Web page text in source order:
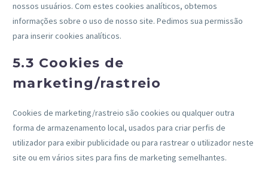
nossos usuários. Com estes cookies analíticos, obtemos
informações sobre o uso de nosso site. Pedimos sua permissão
para inserir cookies analíticos.
5.3 Cookies de
marketing/rastreio
Cookies de marketing/rastreio são cookies ou qualquer outra
forma de armazenamento local, usados para criar perfis de
utilizador para exibir publicidade ou para rastrear o utilizador neste
site ou em vários sites para fins de marketing semelhantes.